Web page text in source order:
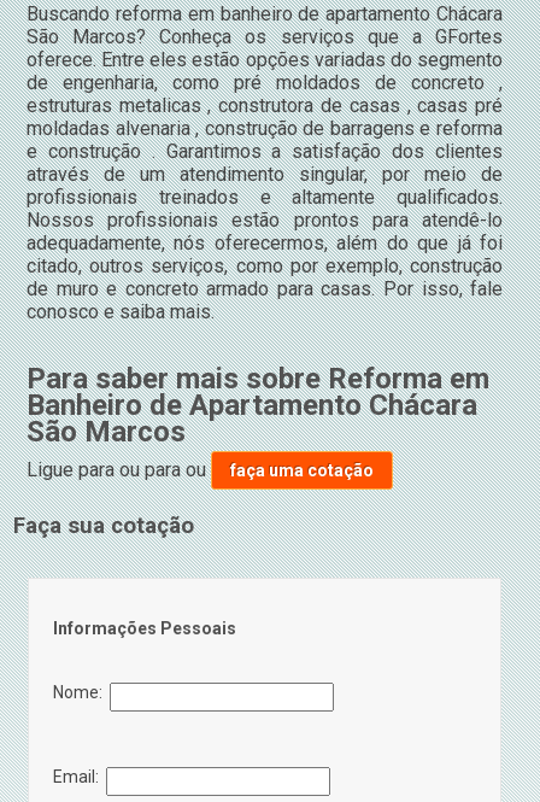
Buscando reforma em banheiro de apartamento Chácara
São Marcos? Conheça os serviços que a GFortes
oferece. Entre eles estão opções variadas do segmento
de engenharia, como pré moldados de concreto ,
estruturas metalicas , construtora de casas , casas pré
moldadas alvenaria , construção de barragens e reforma
e construção . Garantimos a satisfação dos clientes
através de um atendimento singular, por meio de
profissionais treinados e altamente qualificados.
Nossos profissionais estão prontos para atendê-lo
adequadamente, nós oferecermos, além do que já foi
citado, outros serviços, como por exemplo, construção
de muro e concreto armado para casas. Por isso, fale
conosco e saiba mais.
Para saber mais sobre Reforma em
Banheiro de Apartamento Chácara
São Marcos
Ligue paraou paraou faça uma cotação
Faça sua cotação
Informações Pessoais
Nome:
Email: